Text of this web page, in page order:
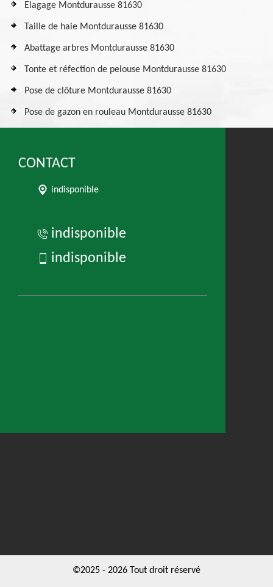
Elagage Montdurausse 81630
Taille de haie Montdurausse 81630
Abattage arbres Montdurausse 81630
Tonte et réfection de pelouse Montdurausse 81630
Pose de clôture Montdurausse 81630
Pose de gazon en rouleau Montdurausse 81630
CONTACT
indisponible
indisponible
indisponible
©2025 - 2026 Tout droit réservé